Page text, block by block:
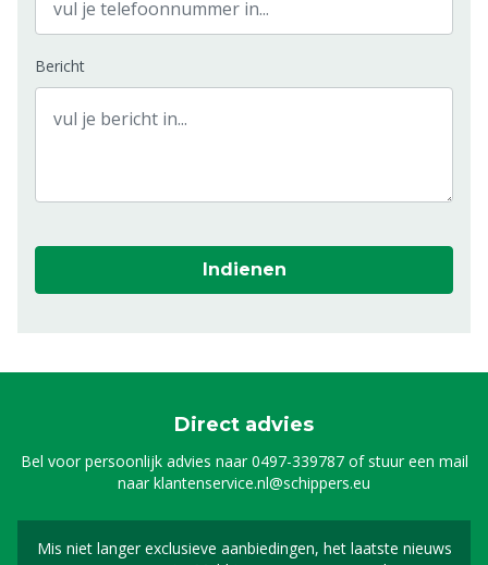
Bericht
Indienen
Direct advies
Bel voor persoonlijk advies naar0497-339787of stuur een mail
naarklantenservice.nl@schippers.eu
Mis niet langer exclusieve aanbiedingen, het laatste nieuws
Schrijf je in voor onze